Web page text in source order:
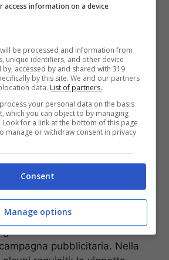
creatore di Mafalda (Getty Images)
spagnoli, deve il
all’omonimia con lo zio
lui, pittore e grafico, gli
del mestiere. All’età di 22
le prime vignette
lontano 1954
Esto Es.
un’azienda di
pubblicitaria. Nella
access information on a device
be processed and information from
unique identifiers, and other device
accessed by and shared with 319
by this site. We and our partners
data. List of partners.
your personal data on the basis
which you can object to by managing
for a link at the bottom of this page
manage or withdraw consent in privacy
Consent
Manage options